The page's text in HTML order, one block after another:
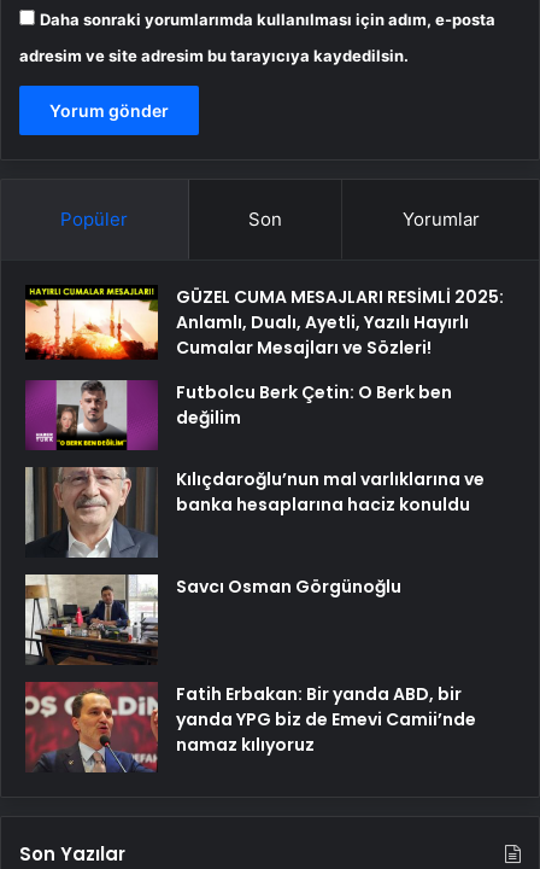
Daha sonraki yorumlarımda kullanılması için adım, e-posta
adresim ve site adresim bu tarayıcıya kaydedilsin.
Popüler Son Yorumlar
GÜZEL CUMA MESAJLARI RESİMLİ 2025:
Anlamlı, Dualı, Ayetli, Yazılı Hayırlı
Cumalar Mesajları ve Sözleri!
Futbolcu Berk Çetin: O Berk ben
değilim
Kılıçdaroğlu’nun mal varlıklarına ve
banka hesaplarına haciz konuldu
Savcı Osman Görgünoğlu
Fatih Erbakan: Bir yanda ABD, bir
yanda YPG biz de Emevi Camii’nde
namaz kılıyoruz
Son Yazılar